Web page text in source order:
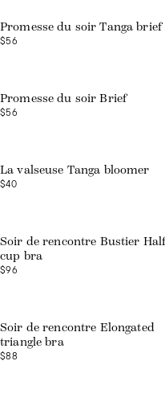
Promesse du soir Tanga brief
$56
Promesse du soir Brief
$56
La valseuse Tanga bloomer
$40
Soir de rencontre Bustier
cup bra
$96
Soir de rencontre Elongated
triangle bra
$88